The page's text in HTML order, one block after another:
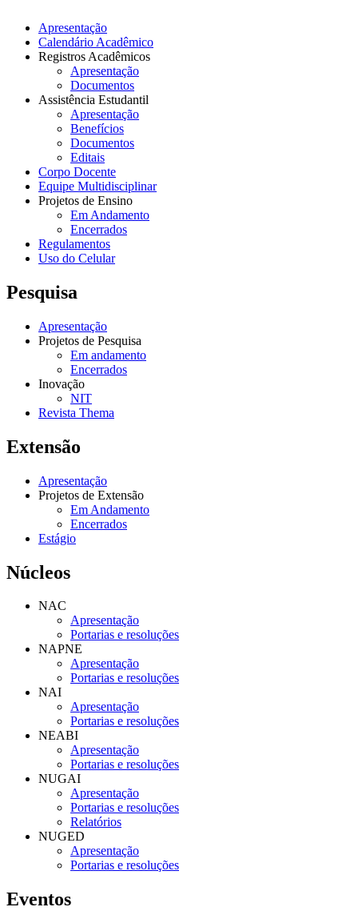
Apresentação
Calendário Acadêmico
Registros Acadêmicos
Apresentação
Documentos
Assistência Estudantil
Apresentação
Benefícios
Documentos
Editais
Corpo Docente
Equipe Multidisciplinar
Projetos de Ensino
Em Andamento
Encerrados
Regulamentos
Uso do Celular
Pesquisa
Apresentação
Projetos de Pesquisa
Em andamento
Encerrados
Inovação
NIT
Revista Thema
Extensão
Apresentação
Projetos de Extensão
Em Andamento
Encerrados
Estágio
Núcleos
NAC
Apresentação
Portarias e resoluções
NAPNE
Apresentação
Portarias e resoluções
NAI
Apresentação
Portarias e resoluções
NEABI
Apresentação
Portarias e resoluções
NUGAI
Apresentação
Portarias e resoluções
Relatórios
NUGED
Apresentação
Portarias e resoluções
Eventos